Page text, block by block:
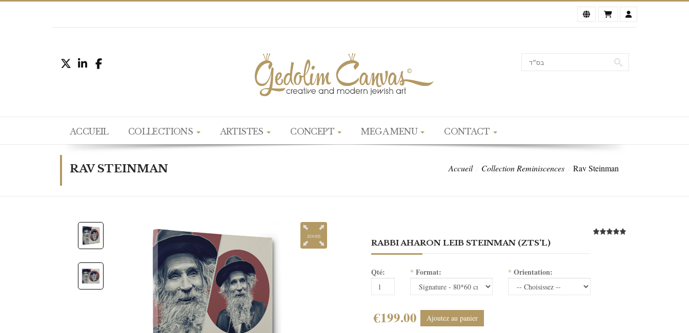
ACCUEIL COLLECTIONS ARTISTES CONCEPT MEGA MENU CONTACT
RAV STEINMAN Accueil Collection Reminiscences Rav Steinman
zoom
RABBI AHARON LEIB STEINMAN (ZTS'L)
Qté: * Format: * Orientation:
€199.00 Ajoutez au panier